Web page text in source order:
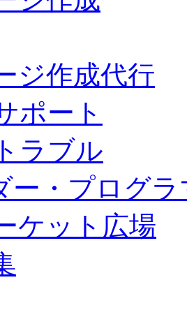
ジ作成代行
ポート
ラブル
ー・プログラ
ケット広場